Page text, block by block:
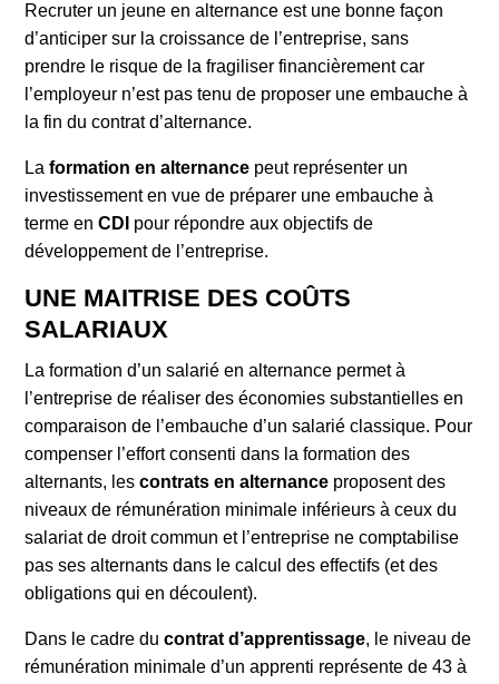
Recruter un jeune en alternance est une bonne façon
d’anticiper sur la croissance de l’entreprise, sans
prendre le risque de la fragiliser financièrement car
l’employeur n’est pas tenu de proposer une embauche à
la fin du contrat d’alternance.
Laformation en alternance peut représenter un
investissement en vue de préparer une embauche à
terme enCDI pour répondre aux objectifs de
développement de l’entreprise.
UNE MAITRISE DES COÛTS
SALARIAUX
La formation d’un salarié en alternance permet à
l’entreprise de réaliser des économies substantielles en
comparaison de l’embauche d’un salarié classique. Pour
compenser l’effort consenti dans la formation des
alternants, lescontrats en alternance proposent des
niveaux de rémunération minimale inférieurs à ceux du
salariat de droit commun et l’entreprise ne comptabilise
pas ses alternants dans le calcul des effectifs (et des
obligations qui en découlent).
Dans le cadre ducontrat d’apprentissage, le niveau de
rémunération minimale d’un apprenti représente de 43 à